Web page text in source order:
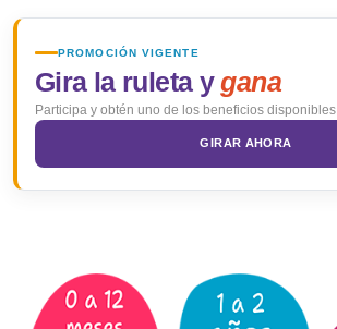
PROMOCIÓN VIGENTE
Gira la ruleta ygana
Participa y obtén uno de los beneficios disponibles.
GIRAR AHORA